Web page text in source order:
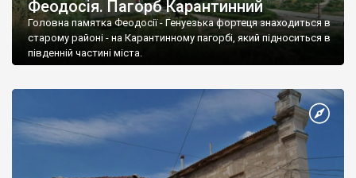
Феодосія. Пагорб Карантинний
Головна памятка Феодосії - Генуезька фортеця знаходиться в
старому районі - на Карантинному пагорбі, який підноситься в
південній частині міста.